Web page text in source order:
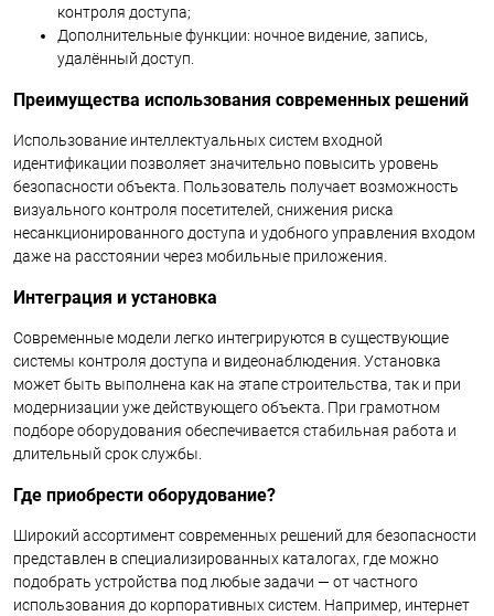
контроля доступа;
Дополнительные функции: ночное видение, запись,
удалённый доступ.
Преимущества использования современных решений
Использование интеллектуальных систем входной
идентификации позволяет значительно повысить уровень
безопасности объекта. Пользователь получает возможность
визуального контроля посетителей, снижения риска
несанкционированного доступа и удобного управления входом
даже на расстоянии через мобильные приложения.
Интеграция и установка
Современные модели легко интегрируются в существующие
системы контроля доступа и видеонаблюдения. Установка
может быть выполнена как на этапе строительства, так и при
модернизации уже действующего объекта. При грамотном
подборе оборудования обеспечивается стабильная работа и
длительный срок службы.
Где приобрести оборудование?
Широкий ассортимент современных решений для безопасности
представлен в специализированных каталогах, где можно
подобрать устройства под любые задачи — от частного
использования до корпоративных систем. Например, интернет